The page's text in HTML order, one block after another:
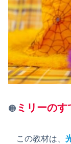
🟠 ミリーの
この教材は、